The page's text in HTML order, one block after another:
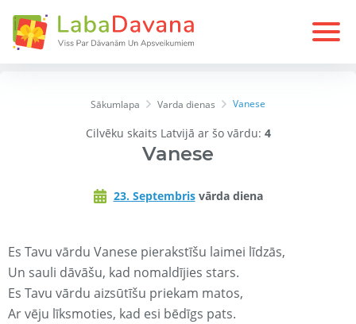
Sākumlapa Varda dienas Vanese
Cilvēku skaits Latvijā ar šo vārdu: 4
Vanese
23. Septembrisvārda diena
Es Tavu vārdu Vanese pierakstīšu laimei līdzās,
Un sauli dāvāšu, kad nomaldījies stars.
Es Tavu vārdu aizsūtīšu priekam matos,
Ar vēju līksmoties, kad esi bēdīgs pats.